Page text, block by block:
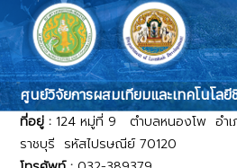
ศูนย์วิจัยการผสมเทียมและเทคโนโลยี
ที่อยู่ :124 หมู่ที่ 9 ตำบลหนองโพ อำเ
ราชบุรี รหัสไปรษณีย์ 70120